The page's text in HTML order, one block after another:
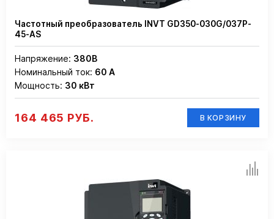
Частотный преобразователь INVT GD350-030G/037P-
45-AS
Напряжение: 380В
Номинальный ток: 60 А
Мощность: 30 кВт
164 465 РУБ. В КОРЗИНУ